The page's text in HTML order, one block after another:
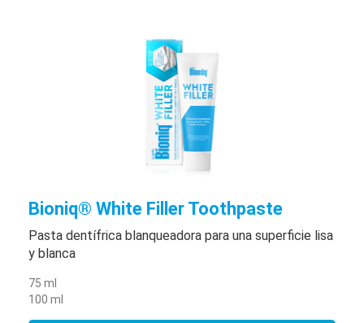
Bioniq® White Filler Toothpaste
Pasta dentífrica blanqueadora para una superficie lisa
y blanca
75 ml
100 ml